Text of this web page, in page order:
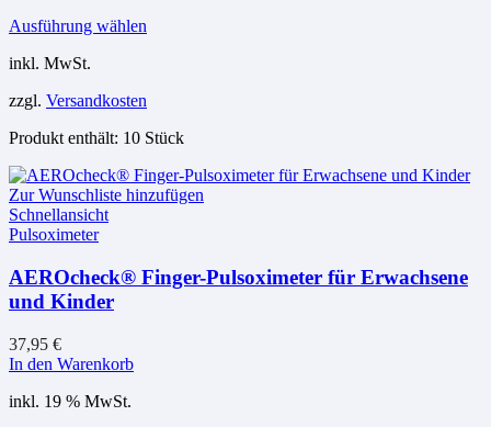
Ausführung wählen
Varianten
Die
können
auf
werden
inkl. MwSt.
zzgl. Versandkosten
Produkt enthält: 10 Stück
Zur Wunschliste hinzufügen
Schnellansicht
Pulsoximeter
AEROcheck® Finger-Pulsoximeter für Erwachsene
und Kinder
37,95 €
In den Warenkorb
inkl. 19 % MwSt.